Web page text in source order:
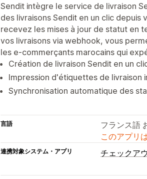
Sendit intègre le service de livraison
des livraisons Sendit en un clic
recevez les mises à jour de statut en
vos livraisons via webhook, vous
les e-commerçants marocains qui
Création de livraison Sendit en un
Impression d'étiquettes de livraison
Synchronisation automatique des
言語
フランス語
このアプリ
連携対象システム・アプリ チェックア